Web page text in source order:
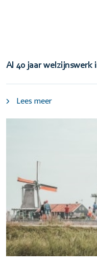
Al 40 jaar welzijnswerk
Lees meer